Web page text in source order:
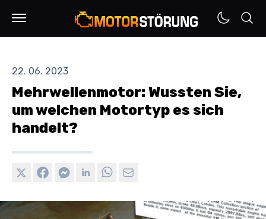
22. 06. 2023
Mehrwellenmotor: Wussten Sie,
um welchen Motortyp es sich
handelt?